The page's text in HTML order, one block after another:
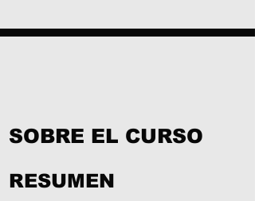
SOBRE EL CURSO
RESUMEN